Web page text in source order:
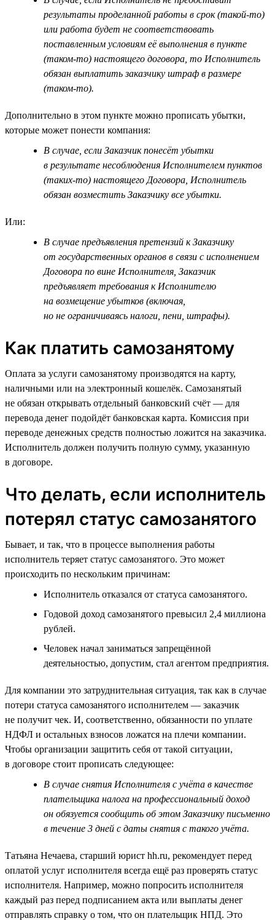
результаты проделанной работы в срок (такой-то)
или работа будет не соответствовать
поставленным условиям её выполнения в пункте
(таком-то) настоящего договора, то Исполнитель
обязан выплатить заказчику штраф в размере
(таком-то).
Дополнительно в этом пункте можно прописать убытки,
которые может понести компания:
В случае, если Заказчик понесёт убытки
в результате несоблюдения Исполнителем пунктов
(таких-то) настоящего Договора, Исполнитель
обязан возместить Заказчику все убытки.
Или:
В случае предъявления претензий к Заказчику
от государственных органов в связи с исполнением
Договора по вине Исполнителя, Заказчик
предъявляет требования к Исполнителю
на возмещение убытков (включая,
но не ограничиваясь налоги, пени, штрафы).
Как платить самозанятому
Оплата за услуги самозанятому производятся на карту,
наличными или на электронный кошелёк. Самозанятый
не обязан открывать отдельный банковский счёт — для
перевода денег подойдёт банковская карта. Комиссия при
переводе денежных средств полностью ложится на заказчика.
Исполнитель должен получить полную сумму, указанную
в договоре.
Что делать, если исполнитель
потерял статус самозанятого
Бывает, и так, что в процессе выполнения работы
исполнитель теряет статус самозанятого. Это может
происходить по нескольким причинам:
Исполнитель отказался от статуса самозанятого.
Годовой доход самозанятого превысил 2,4 миллиона
рублей.
Человек начал заниматься запрещённой
деятельностью, допустим, стал агентом предприятия.
Для компании это затруднительная ситуация, так как в случае
потери статуса самозанятого исполнителем — заказчик
не получит чек. И, соответственно, обязанности по уплате
НДФЛ и остальных взносов ложатся на плечи компании.
Чтобы организации защитить себя от такой ситуации,
в договоре стоит прописать следующее:
В случае снятия Исполнителя с учёта в качестве
плательщика налога на профессиональный доход
он обязуется сообщить об этом Заказчику письменно
в течение 3 дней с даты снятия с такого учёта.
Татьяна Нечаева, старший юрист hh.ru, рекомендует перед
оплатой услуг исполнителя всегда ещё раз проверять статус
исполнителя. Например, можно попросить исполнителя
каждый раз перед подписанием акта или выплаты денег
отправлять справку о том, что он плательщик НПД. Это